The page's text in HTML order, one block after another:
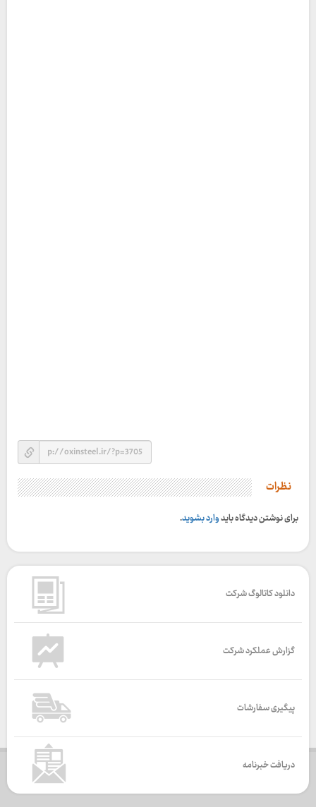
نظرات
برای نوشتن دیدگاه بایدوارد بشوید.
دانلود کاتالوگ شرکت
گزارش عملکرد شرکت
پیگیری سفارشات
دریافت خبرنامه